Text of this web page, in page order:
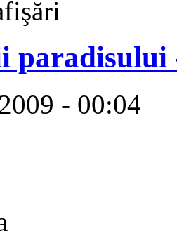
paradisului
- 00:04